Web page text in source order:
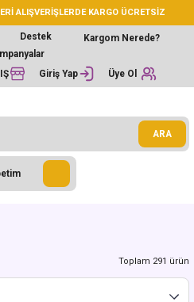
ALIŞVERİŞLERDE KARGO ÜCRETSİZ
Destek
Kargom Nerede?
Giriş Yap Üye Ol
ARA
Toplam 291 ürün